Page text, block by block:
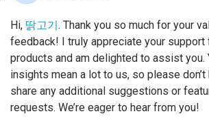
Hi, 딹고기 . Thank you so much for your
feedback! I truly appreciate your support
products and am delighted to assist you.
insights mean a lot to us, so please
share any additional suggestions or
requests. We’re eager to hear from you!